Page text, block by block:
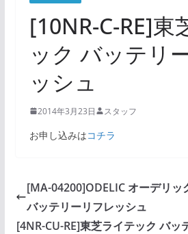
[10NR-C-RE]東
ック バッテリ
ッシュ
2014年3月23日 スタッフ
お申し込みはコチラ
[MA-04200]ODELIC オーデリッ
バッテリーリフレッシュ
[4NR-CU-RE]東芝ライテック バッ